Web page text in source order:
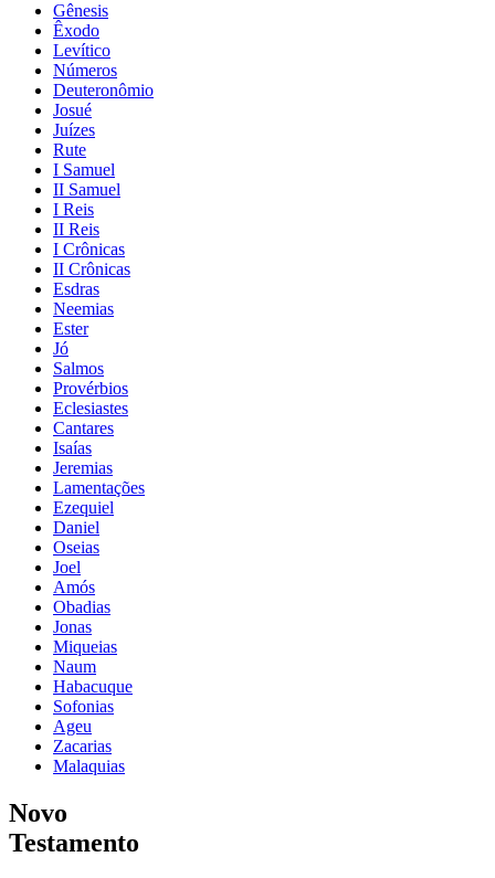
Gênesis
Êxodo
Levítico
Números
Deuteronômio
Josué
Juízes
Rute
I Samuel
II Samuel
I Reis
II Reis
I Crônicas
II Crônicas
Esdras
Neemias
Ester
Jó
Salmos
Provérbios
Eclesiastes
Cantares
Isaías
Jeremias
Lamentações
Ezequiel
Daniel
Oseias
Joel
Amós
Obadias
Jonas
Miqueias
Naum
Habacuque
Sofonias
Ageu
Zacarias
Malaquias
Novo
Testamento